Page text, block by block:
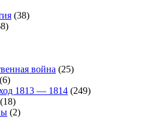
(38)
война (25)
(6)
1813 — 1814 (249)
(18)
(2)